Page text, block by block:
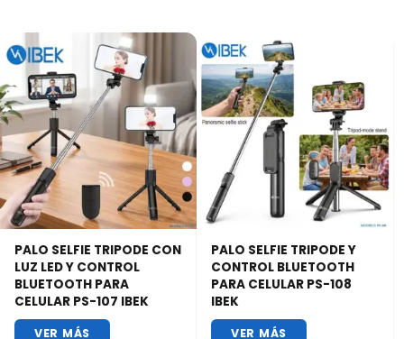
PALO SELFIE TRIPODE CON
LUZ LED Y CONTROL
BLUETOOTH PARA
CELULAR PS-107 IBEK
PALO SELFIE TRIPODE Y
CONTROL BLUETOOTH
PARA CELULAR PS-108
IBEK